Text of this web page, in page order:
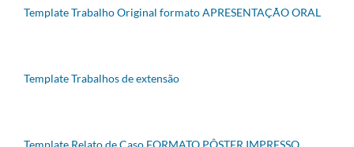
Template Trabalho Original formato APRESENTAÇÃO ORAL
Template Trabalhos de extensão